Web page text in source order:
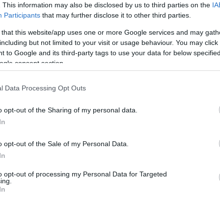
This information may also be disclosed by us to third parties on the
Participants that may further disclose it to other third parties.
that this website/app uses one or more Google services and may
but not limited to your visit or usage behaviour. You may
to Google and its third-party tags to use your data for below
consent section.
Data Processing Opt Outs
opt-out of the Sharing of my personal data.
opt-out of the Sale of my Personal Data.
opt-out of processing my Personal Data for Targeted
cápáról a Földközi-tengerben. Bár korábban
dokumentációról nem tud a szakirodalom.
vissza a találkozásra:
visszatért. Kíváncsinak tűnt, de nem volt
odalent. Amikor buborékokat engedtünk ki a
értékes, mivel a nagy fehér cápákról
egyedekből származik. Carlo Cattano úgy
közleményben, hogy az ilyen megfigyelések
viselkedésének megértéséhez: